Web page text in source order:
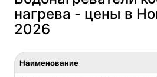
нагрева - цены в
2026
Наименование